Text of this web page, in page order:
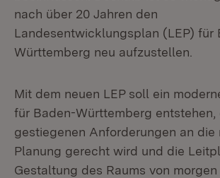
nach über 20 Jahren den
Landesentwicklungsplan (LEP) für
Württemberg neu aufzustellen.
Mit dem neuen LEP soll ein
für Baden-Württemberg entstehen,
gestiegenen Anforderungen an die
Planung gerecht wird und die
Gestaltung des Raums von morgen